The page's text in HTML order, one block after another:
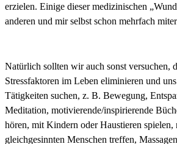
erzielen. Einige dieser medizinischen
anderen und mir selbst schon mehrfach
Natürlich sollten wir auch sonst versuchen,
Stressfaktoren im Leben eliminieren und
Tätigkeiten suchen, z. B. Bewegung,
Meditation, motivierende/inspirierende
hören, mit Kindern oder Haustieren spielen,
gleichgesinnten Menschen treffen,